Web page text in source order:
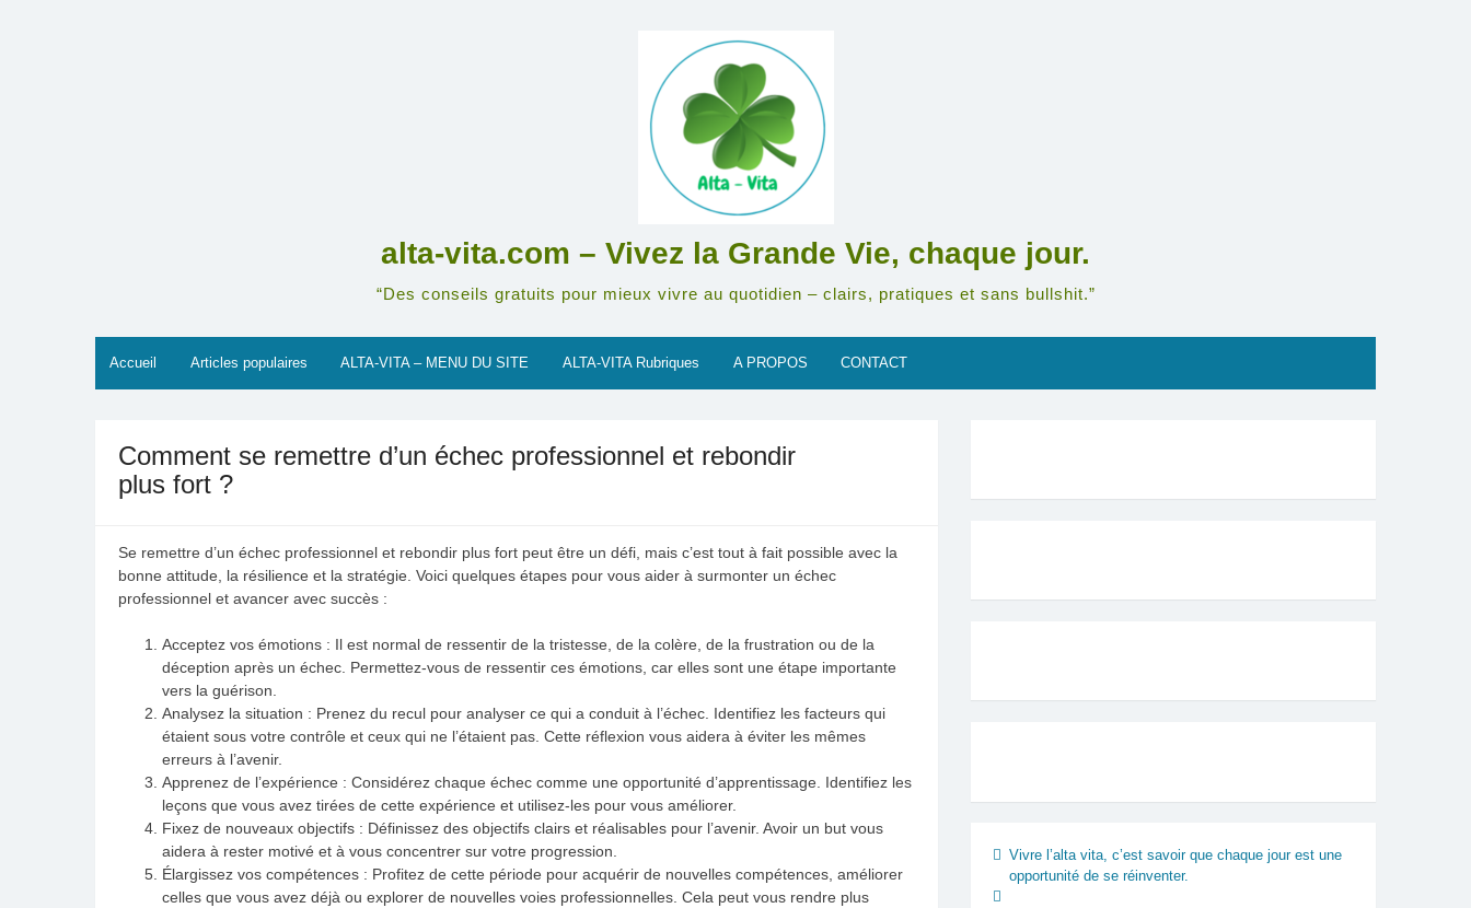
alta-vita.com – Vivez la Grande Vie, chaque jour.
“Des conseils gratuits pour mieux vivre au quotidien – clairs, pratiques et sans bullshit.”
Accueil Articles populaires ALTA-VITA – MENU DU SITE ALTA-VITA Rubriques A PROPOS CONTACT
Comment se remettre d’un échec professionnel et rebondir
plus fort ?
Se remettre d’un échec professionnel et rebondir plus fort peut être un défi, mais c’est tout à fait possible avec la
bonne attitude, la résilience et la stratégie. Voici quelques étapes pour vous aider à surmonter un échec
professionnel et avancer avec succès :
Acceptez vos émotions : Il est normal de ressentir de la tristesse, de la colère, de la frustration ou de la
déception après un échec. Permettez-vous de ressentir ces émotions, car elles sont une étape importante
vers la guérison.
Analysez la situation : Prenez du recul pour analyser ce qui a conduit à l’échec. Identifiez les facteurs qui
étaient sous votre contrôle et ceux qui ne l’étaient pas. Cette réflexion vous aidera à éviter les mêmes
erreurs à l’avenir.
Apprenez de l’expérience : Considérez chaque échec comme une opportunité d’apprentissage. Identifiez les
leçons que vous avez tirées de cette expérience et utilisez-les pour vous améliorer.
Fixez de nouveaux objectifs : Définissez des objectifs clairs et réalisables pour l’avenir. Avoir un but vous
aidera à rester motivé et à vous concentrer sur votre progression.
Élargissez vos compétences : Profitez de cette période pour acquérir de nouvelles compétences, améliorer
celles que vous avez déjà ou explorer de nouvelles voies professionnelles. Cela peut vous rendre plus
Vivre l’alta vita, c’est savoir que chaque jour est une
opportunité de se réinventer.